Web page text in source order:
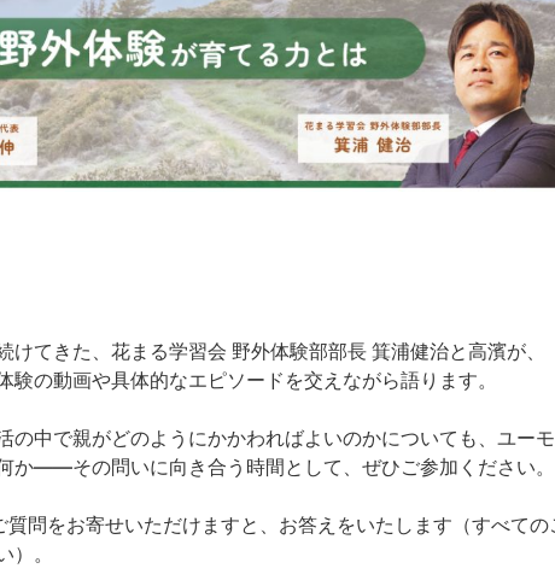
けてきた、花まる学習会 野外体験部部長 箕浦健治と高濱が、
の動画や具体的なエピソードを交えながら語ります。
の中で親がどのようにかかわればよいのかについても、ユー
か——その問いに向き合う時間として、ぜひご参加ください。
問をお寄せいただけますと、お答えをいたします（すべて
。